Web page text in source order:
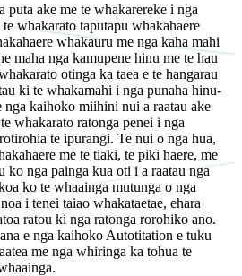
ake me te whakarereke i nga
whakarato taputapu whakahaere
whakauru me nga kaha mahi
maha nga kamupene hinu me te hau
otinga ka taea e te hangarau
ki te whakamahi i nga punaha hinu-
kaihoko miihini nui a raatau ake
whakarato ratonga penei i nga
te ipurangi. Te nui o nga hua,
me te tiaki, te piki haere, me
ko nga painga kua oti i a raatau nga
ko te whaainga mutunga o nga
i tenei taiao whakataetae, ehara
ratou ki nga ratonga rorohiko ano.
e nga kaihoko Autotitation e tuku
me nga whiringa ka tohua te